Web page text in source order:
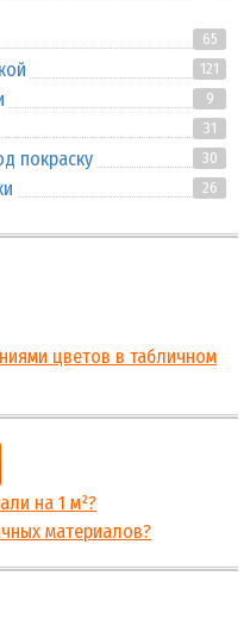
65
121
9
31
покраску 30
26
цветов в табличном
на 1 м²?
материалов?